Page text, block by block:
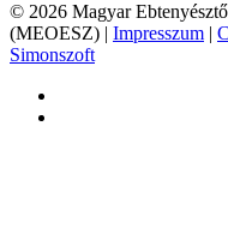
© 2026 Magyar
(MEOESZ) | Impresszum |
Simonszoft